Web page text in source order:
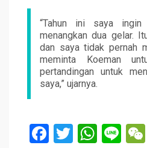
“Tahun ini saya ingin
menangkan dua gelar.
dan saya tidak pernah
meminta Koeman
pertandingan untuk
saya,” ujarnya.
F
T
W Li